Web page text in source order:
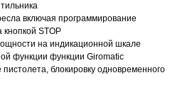
включая программирование
кнопкой STOP
на индикационной шкале
функции функции Giromatic
блокировку одновременного